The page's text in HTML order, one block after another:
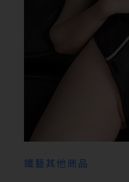
鐵藝其他商品